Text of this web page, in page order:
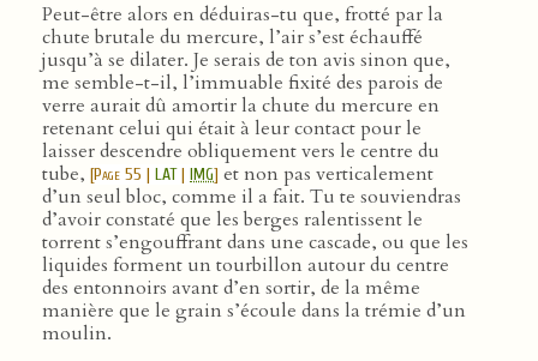
Peut-être alors en déduiras-tu que, frotté par la
chute brutale du mercure, l’air s’est échauffé
jusqu’à se dilater. Je serais de ton avis sinon que,
me semble-t-il, l’immuable fixité des parois de
verre aurait dû amortir la chute du mercure en
retenant celui qui était à leur contact pour le
laisser descendre obliquement vers le centre du
tube, [Page 55 | LAT| IMG] et non pas verticalement
d’un seul bloc, comme il a fait. Tu te souviendras
d’avoir constaté que les berges ralentissent le
torrent s’engouffrant dans une cascade, ou que les
liquides forment un tourbillon autour du centre
des entonnoirs avant d’en sortir, de la même
manière que le grain s’écoule dans la trémie d’un
moulin.